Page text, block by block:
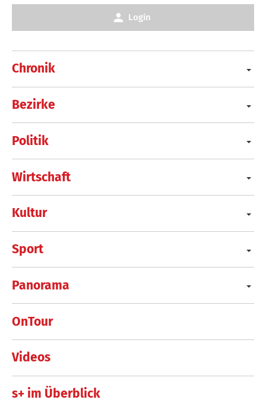
Chronik
Bezirke
Politik
Wirtschaft
Kultur
Sport
Panorama
OnTour
Videos
s+ im Überblick
Login